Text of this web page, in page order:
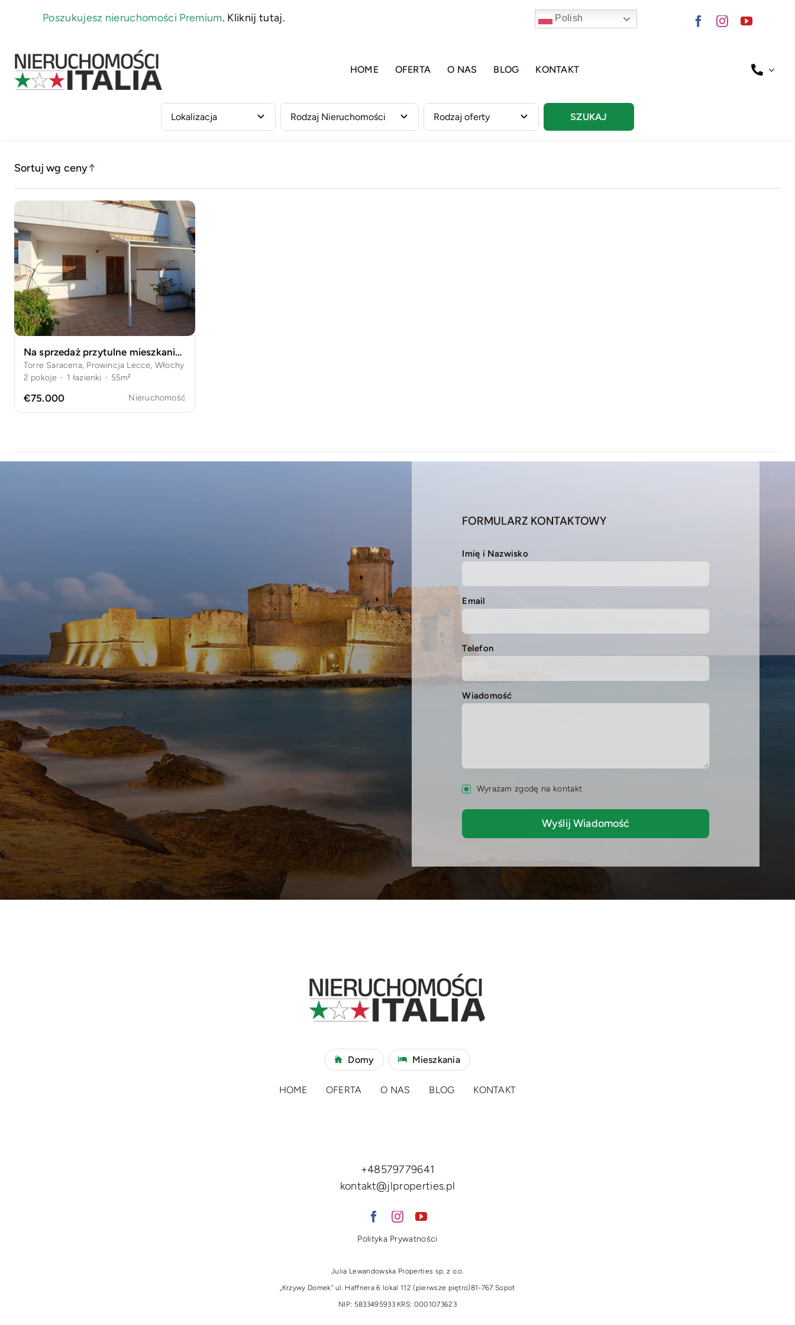
Poszukujesz nieruchomości Premium. Kliknij tutaj. Polish
HOME OFERTA O NAS BLOG KONTAKT
SZUKAJ
Sortuj wg ceny↑
Na sprzedaż przytulne mieszkanie z ogrodem w Torre Saracena – Salento
Torre Saracena, Prowincja Lecce, Włochy
2 pokoje · 1 łazienki · 55m²
€75.000 Nieruchomość
FORMULARZ KONTAKTOWY
Imię i Nazwisko
Email
Telefon
Wiadomość
Wyrażam zgodę na kontakt
Wyślij Wiadomość
Domy Mieszkania
HOME OFERTA O NAS BLOG KONTAKT
+48579779641
kontakt@jlproperties.pl
Polityka Prywatności
Julia Lewandowska Properties sp. z o.o.
„Krzywy Domek” ul. Haffnera 6 lokal 112 (pierwsze piętro)81-767 Sopot
NIP: 5833495933 KRS: 0001073623